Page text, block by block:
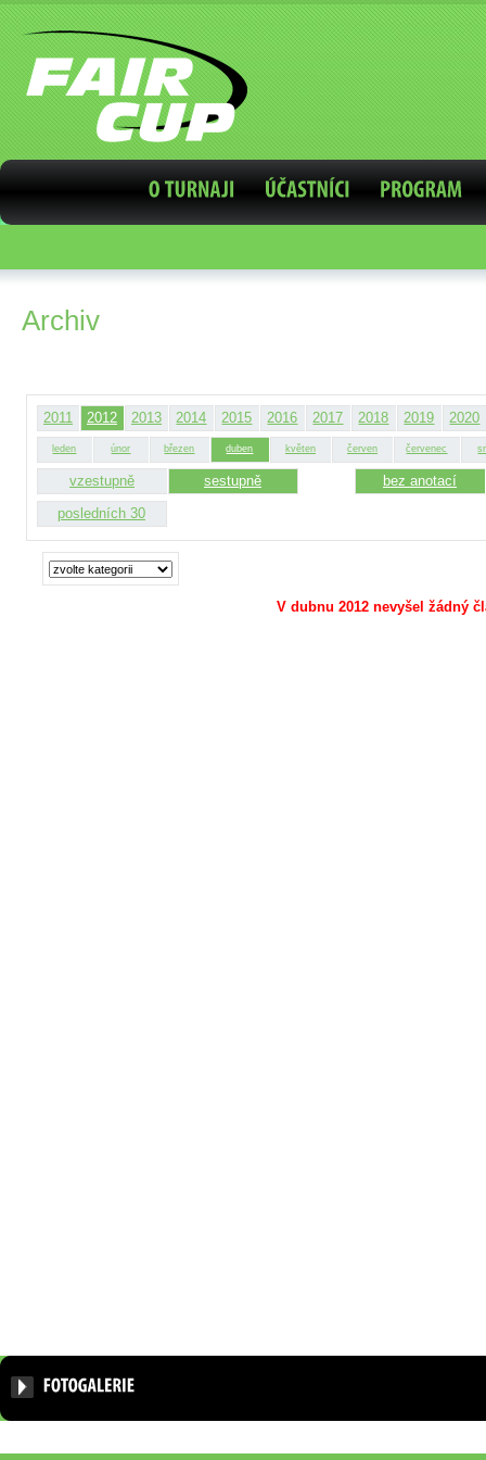
Archiv
2011 2012 2013 2014 2015 2016 2017 2018 2019 2020
leden únor březen duben květen červen červenec
vzestupně sestupně
bez anotací
posledních 30
V dubnu 2012 nevyšel žádný